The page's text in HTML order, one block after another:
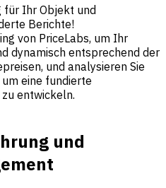
für Ihr Objekt und
Berichte!
von PriceLabs, um Ihr
dynamisch entsprechend der
und analysieren Sie
eine fundierte
entwickeln.
und